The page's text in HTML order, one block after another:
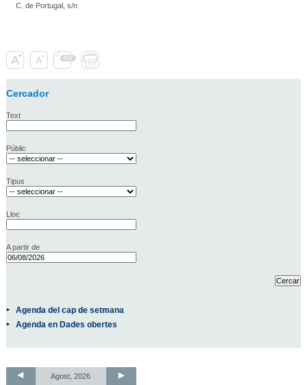
C. de Portugal, s/n
Cercador
Text
Públic
Tipus
Lloc
A partir de
Agenda del cap de setmana
Agenda en Dades obertes
Agost, 2026